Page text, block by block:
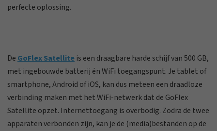
perfecte oplossing.
De GoFlex Satellite is een draagbare harde schijf van 500 GB,
met ingebouwde batterij én WiFi toegangspunt. Je tablet of
smartphone, Android of iOS, kan dus meteen een draadloze
verbinding maken met het WiFi-netwerk dat de GoFlex
Satellite opzet. Internettoegang is overbodig. Zodra de twee
apparaten verbonden zijn, kan je de (media)bestanden op de